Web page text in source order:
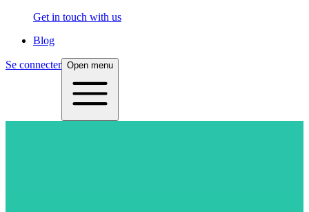
Get in touch with us
Blog
Se connecter Open menu